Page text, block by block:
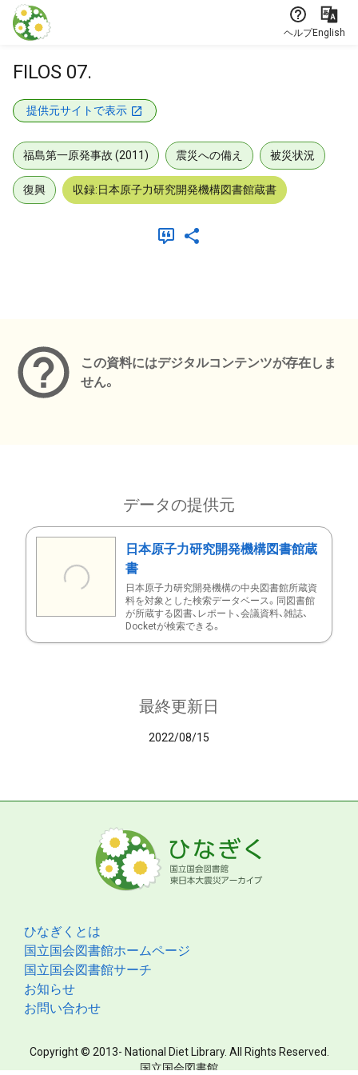
本文に飛ぶ
ヘルプEnglish
FILOS 07.
提供元サイトで表示
福島第一原発事故 (2011) 震災への備え 被災状況
復興 収録:日本原子力研究開発機構図書館蔵書
この資料にはデジタルコンテンツが存在しま
せん。
データの提供元
日本原子力研究開発機構図書館蔵
書
日本原子力研究開発機構の中央図書館所蔵資
料を対象とした検索データベース。同図書館
が所蔵する図書、レポート、会議資料、雑誌、
Docketが検索できる。
最終更新日
2022/08/15
ひなぎくとは
国立国会図書館ホームページ
国立国会図書館サーチ
お知らせ
お問い合わせ
Copyright © 2013- National Diet Library. All Rights Reserved.